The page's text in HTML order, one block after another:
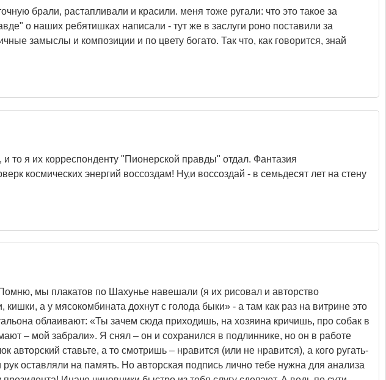
брали, растапливали и красили. меня тоже ругали: что это такое за
о наших ребятишках написали - тут же в заслуги роно поставили за
замыслы и композиции и по цвету богато. Так что, как говорится, знай
то я их корреспонденту "Пионерской правды" отдал. Фантазия
космических энергий воссоздам! Ну,и воссоздай - в семьдесят лет на стену
мы плакатов по Шахунье навешали (я их рисовал и авторство
а у мясокомбината дохнут с голода быки» - а там как раз на витрине это
облаивают: «Ты зачем сюда приходишь, на хозяина кричишь, про собак в
– мой забрали». Я снял – он и сохранился в подлиннике, но он в работе
авторский ставьте, а то смотришь – нравится (или не нравится), а кого ругать-
оставляли на память. Но авторская подпись лично тебе нужна для анализа